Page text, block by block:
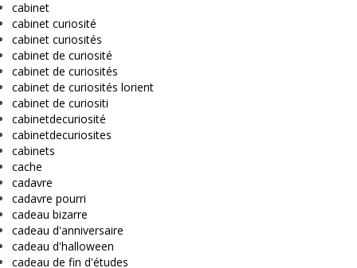
cabinet
cabinet curiosité
cabinet curiosités
cabinet de curiosité
cabinet de curiosités
cabinet de curiosités lorient
cabinet de curiositi
cabinetdecuriosité
cabinetdecuriosites
cabinets
cache
cadavre
cadavre pourri
cadeau bizarre
cadeau d'anniversaire
cadeau d'halloween
cadeau de fin d'études